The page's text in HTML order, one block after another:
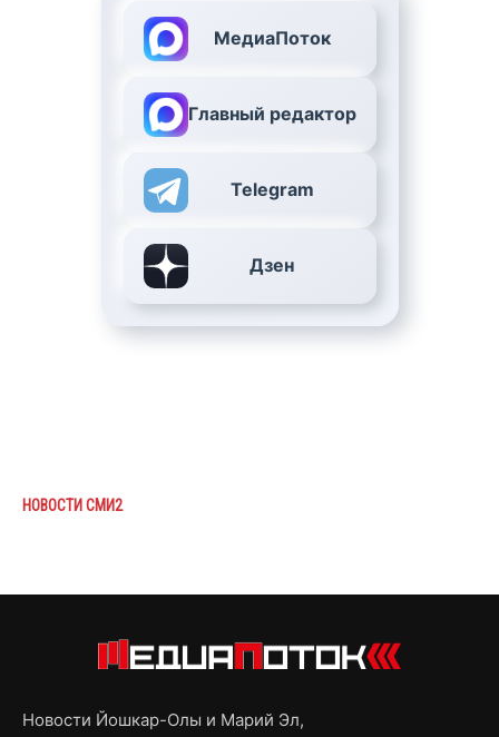
МедиаПоток
Главный редактор
Telegram
Дзен
НОВОСТИ СМИ2
Новости Йошкар-Олы и Марий Эл,